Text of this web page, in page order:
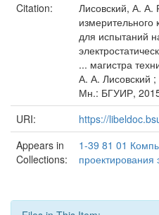
Citation:
Лисовский, А. А.
измерительного
для испытаний
... магистра
А. А. Лисовский
Мн.: БГУИР,
URI:
https://
Appears in
Collections:
1-39 81 01
проектирования